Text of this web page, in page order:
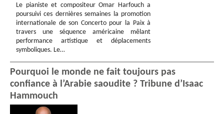
Le pianiste et compositeur Omar Harfouch a
poursuivi ces dernières semaines la promotion
internationale de son Concerto pour la Paix à
travers une séquence américaine mêlant
performance artistique et déplacements
symboliques. Le…
Pourquoi le monde ne fait toujours pas
confiance à l’Arabie saoudite ? Tribune d’Isaac
Hammouch